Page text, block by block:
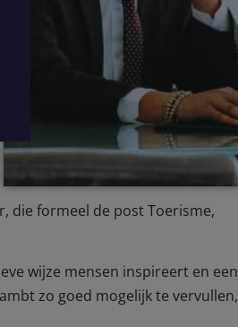
die formeel de post Toerisme,
wijze mensen inspireert en een
zo goed mogelijk te vervullen,